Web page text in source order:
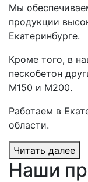
Мы
продукции
Екатеринбурге.
Кроме того, в
пескобетон
М150 и М200.
Работаем в
области.
Читать далее
Наши